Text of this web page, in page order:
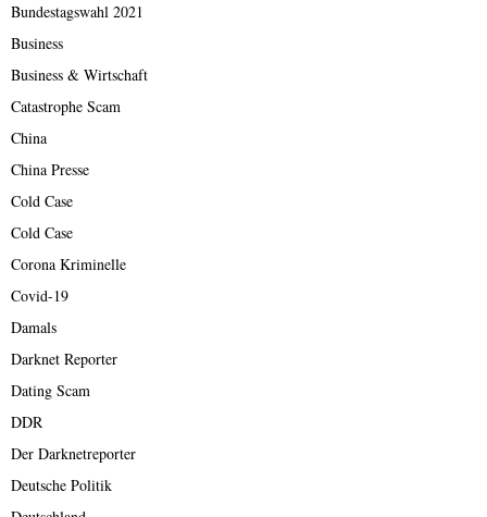
Bundestagswahl 2021
Business
Business & Wirtschaft
Catastrophe Scam
China
China Presse
Cold Case
Cold Case
Corona Kriminelle
Covid-19
Damals
Darknet Reporter
Dating Scam
DDR
Der Darknetreporter
Deutsche Politik